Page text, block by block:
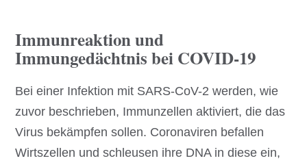
Immunreaktion und
Immungedächtnis bei COVID-19
Bei einer Infektion mit SARS-CoV-2 werden, wie
zuvor beschrieben, Immunzellen aktiviert, die das
Virus bekämpfen sollen. Coronaviren befallen
Wirtszellen und schleusen ihre DNA in diese ein,